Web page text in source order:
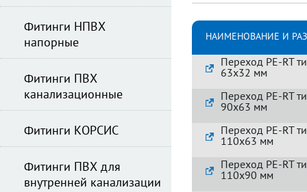
НАИМЕНОВАНИЕ И
Переход PE-RT
63х32 мм
Переход PE-RT
90х63 мм
Переход PE-RT
110х63 мм
Переход PE-RT
110х90 мм
Фитинги НПВХ
напорные
Фитинги ПВХ
канализационные
Фитинги КОРСИС
Фитинги ПВХ для
внутренней канализации